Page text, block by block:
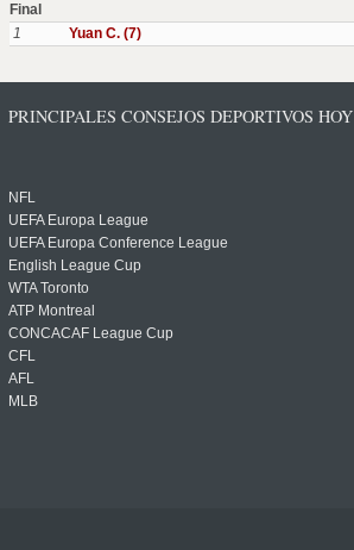
Final
1
Yuan C. (7)
PRINCIPALES CONSEJOS DEPORTIVOS HOY
NFL
UEFA Europa League
UEFA Europa Conference League
English League Cup
WTA Toronto
ATP Montreal
CONCACAF League Cup
CFL
AFL
MLB